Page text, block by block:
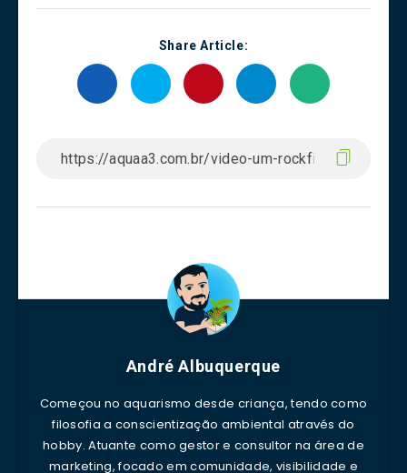
Share Article:
André Albuquerque
Começou no aquarismo desde criança, tendo como
filosofia a conscientização ambiental através do
hobby. Atuante como gestor e consultor na área de
marketing, focado em comunidade, visibilidade e